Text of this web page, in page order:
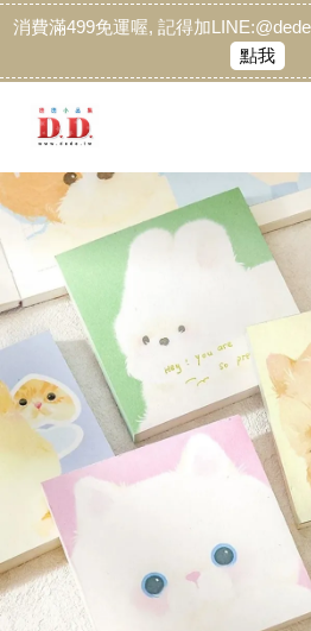
消費滿499免運喔, 記得加
點我
您的購物車目前
繼續購物